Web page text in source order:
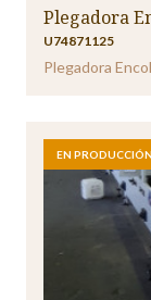
Plegadora
U74871125
Plegadora
EN PRODUCCIÓN